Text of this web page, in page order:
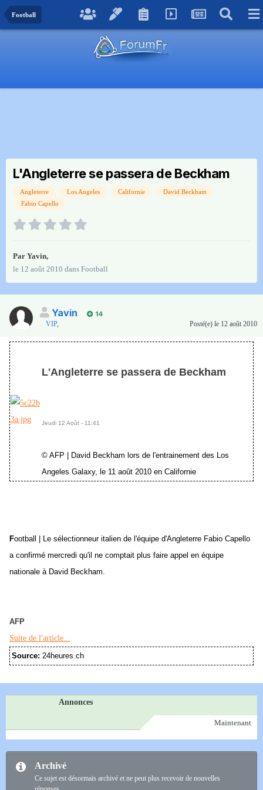
Football
L'Angleterre se passera de Beckham
Angleterre Los Angeles Californie
David Beckham
Fabio Capello
Par Yavin,
le 12 août 2010 dans Football
Yavin
14
VIP, Posté(e) le 12 août 2010
L'Angleterre se passera de Beckham
Jeudi 12 Août - 11:41
© AFP | David Beckham lors de l'entrainement des Los
Angeles Galaxy, le 11 août 2010 en Californie
Football | Le sélectionneur italien de l'équipe d'Angleterre Fabio Capello
a confirmé mercredi qu'il ne comptait plus faire appel en équipe
nationale à David Beckham.
AFP
Suite de l'article...
Source: 24heures.ch
Annonces
Maintenant
Archivé
Ce sujet est désormais archivé et ne peut plus recevoir de nouvelles